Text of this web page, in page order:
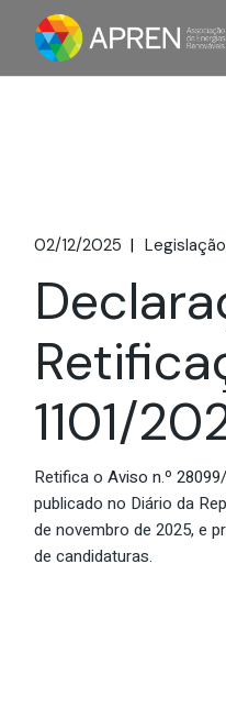
content
02/12/2025 Legislação
1101/
Retifica oAviso n.º
publicado no Diário da
de novembro de 2025, e
de candidaturas.